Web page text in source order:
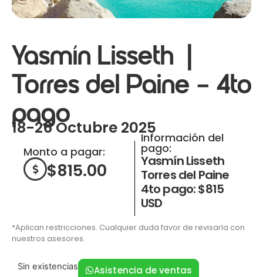
Yasmín Lisseth |
Torres del Paine – 4to
pago
18-26 Octubre 2025
Monto a pagar:
$815.00
Información del
pago:
Yasmín Lisseth
Torres del Paine
4to pago: $815
USD
*Aplican restricciones. Cualquier duda favor de revisarla con
nuestros asesores.
Sin existencias Asistencia de ventas